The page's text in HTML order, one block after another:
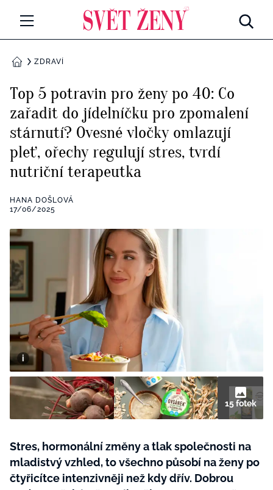
Všechny kategorie
Rozhovory
RETROHUBKY
PSYCHOLOGIE
Všechny kategorie
ZDRAVÍ
Všechny kategorie
ZÁBAVA
BYDLENÍ
Všechny kategorie
Tvoření
Rady a tipy
BurdaMedia
Extra
SVĚT ŽENY - 599 KČ
ROČNÍ PŘEDPLATNÉ SVĚT ŽENY +
SADA PRODUKTŮ MANA (10 ks)
DOMŮZDRAVÍ
Top 5 potravin pro ženy po 40: Co
zařadit do jídelníčku pro zpomalení
stárnutí? Ovesné vločky omlazují
pleť, ořechy regulují stres, tvrdí
nutriční terapeutka
HANA DOŠLOVÁ
17/06/2025
15 fotek
Stres, hormonální změny a tlak společnosti na
mladistvý vzhled, to všechno působí na ženy po
čtyřicítce intenzivněji než kdy dřív. Dobrou